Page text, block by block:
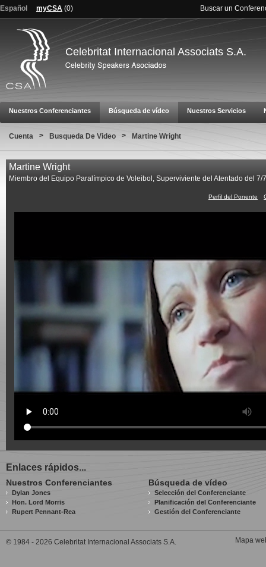
Español myCSA (0) Buscar un
Celebritat Internacional Associats S.A.
Nuestros Conferenciantes Búsqueda de vídeo Nuestros Servicios
Cuenta > Busqueda De Video > Martine Wright
Martine Wright
Miembro del Equipo Paralímpico de Voleibol, Superviviente del Atentado del 7/
Perfil del Ponente
Enlaces rápidos...
Nuestros Conferenciantes
Dylan Jones
Hon. Lord Morris
Rupert Pennant-Rea
Búsqueda de vídeo
Selección del Conferenciante
Planificación del Conferenciante
Gestión del Conferenciante
© 1984 - 2026 Celebritat Internacional Associats S.A. Mapa